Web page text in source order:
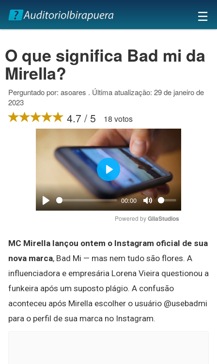
×
☰
O que significa Bad mi da
Mirella?
Perguntado por: asoares . Última atualização: 29 de janeiro de
2023
4.7 / 5 18 votos
Play
00:00
Mute
Play
Powered by GliaStudios
MC Mirella lançou ontem o Instagram oficial de sua
nova marca, Bad Mi — mas nem tudo são flores. A
influenciadora e empresária Lorena Vieira questionou a
funkeira após um suposto plágio. A confusão
aconteceu após Mirella escolher o usuário @usebadmi
para o perfil de sua marca no Instagram.